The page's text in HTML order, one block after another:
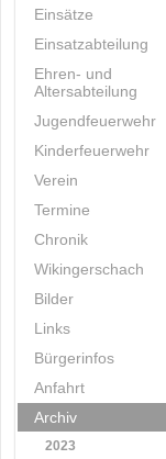
Einsätze
Einsatzabteilung
Ehren- und
Altersabteilung
Jugendfeuerwehr
Kinderfeuerwehr
Verein
Termine
Chronik
Wikingerschach
Bilder
Links
Bürgerinfos
Anfahrt
Archiv
2023